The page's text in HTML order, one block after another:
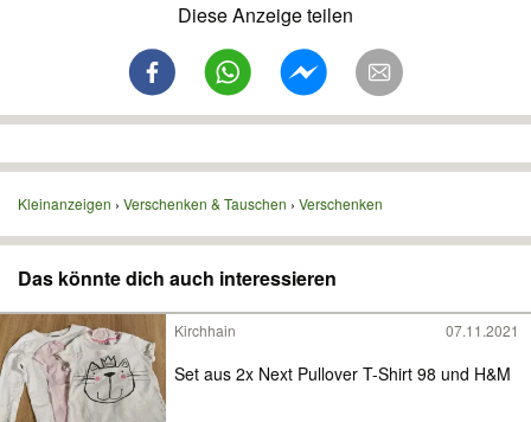
Diese Anzeige teilen
Kleinanzeigen Verschenken & Tauschen Verschenken
Das könnte dich auch interessieren
Kirchhain 07.11.2021
Set aus 2x Next Pullover T-Shirt 98 und H&M